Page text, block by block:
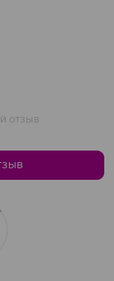
отзыв